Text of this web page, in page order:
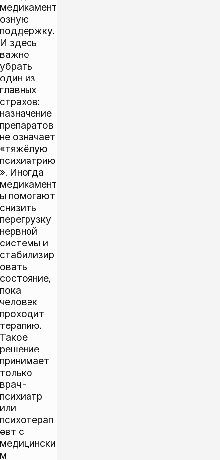
медикамент
озную
поддержку.
И здесь
важно
убрать
один из
главных
страхов:
назначение
препаратов
не означает
«тяжёлую
психиатрию
». Иногда
медикамент
ы помогают
снизить
перегрузку
нервной
системы и
стабилизир
овать
состояние,
пока
человек
проходит
терапию.
Такое
решение
принимает
только
врач-
психиатр
или
психотерап
евт с
медицински
м